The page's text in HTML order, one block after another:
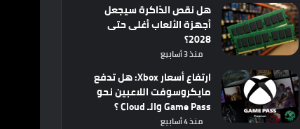
هل نقص الذاكرة سيجعل
أجهزة الألعاب أغلى حتى
2028؟
منذ 3 أسابيع
ارتفاع أسعار Xbox: هل تدفع
مايكروسوفت اللاعبين نحو
Game Pass والـ Cloud ؟
منذ 4 أسابيع